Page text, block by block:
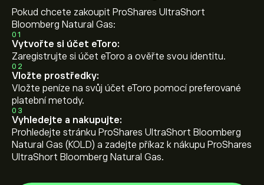
Pokud chcete zakoupit ProShares UltraShort
Bloomberg Natural Gas:
01
Vytvořte si účet eToro:
Zaregistrujte si účet eToro a ověřte svou identitu.
02
Vložte prostředky:
Vložte peníze na svůj účet eToro pomocí preferované
platební metody.
03
Vyhledejte a nakupujte:
Prohledejte stránku ProShares UltraShort Bloomberg
Natural Gas (KOLD) a zadejte příkaz k nákupu ProShares
UltraShort Bloomberg Natural Gas.